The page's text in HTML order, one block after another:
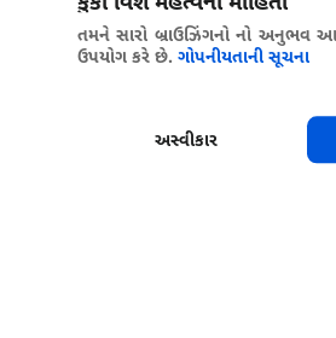
તમને સારો બ્રાઉઝિંગનો નો અનુભવ
ઉપયોગ કરે છે. ગોપનીયતાની સૂચના
અસ્વીકાર